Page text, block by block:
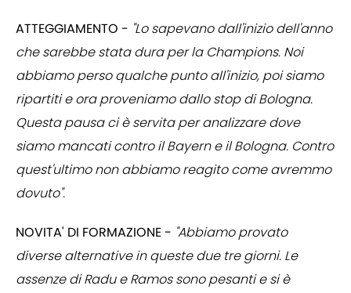
ATTEGGIAMENTO - "Lo sapevano dall'inizio dell'anno
che sarebbe stata dura per la Champions. Noi
abbiamo perso qualche punto all'inizio, poi siamo
ripartiti e ora proveniamo dallo stop di Bologna.
Questa pausa ci è servita per analizzare dove
siamo mancati contro il Bayern e il Bologna. Contro
quest'ultimo non abbiamo reagito come avremmo
dovuto".
NOVITA' DI FORMAZIONE - "Abbiamo provato
diverse alternative in queste due tre giorni. Le
assenze di Radu e Ramos sono pesanti e si è